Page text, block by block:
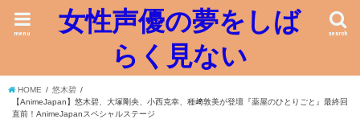
女性声優の夢をしば
らく見ない
search
menu
HOME
悠木碧
【AnimeJapan】悠木碧、大塚剛央、小西克幸、種﨑敦美が登壇『薬屋のひとりごと』最終回
直前！AnimeJapanスペシャルステージ